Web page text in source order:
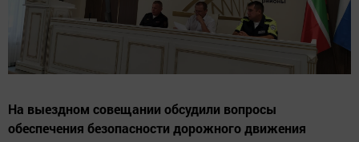
На выездном совещании обсудили вопросы
обеспечения безопасности дорожного движения